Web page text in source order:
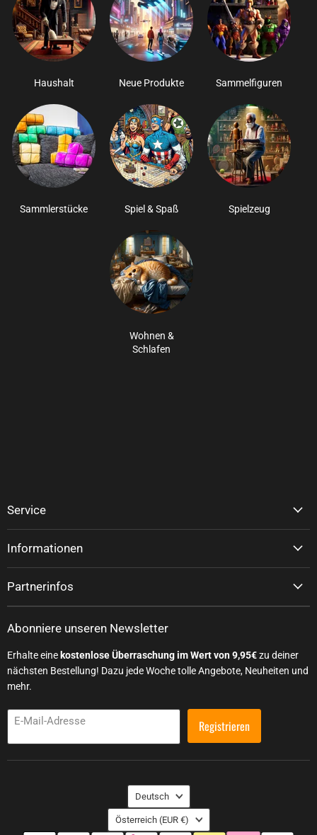
Haushalt Neue Produkte Sammelfiguren
Sammlerstücke Spiel & Spaß Spielzeug
Wohnen &
Schlafen
Service
Informationen
Partnerinfos
Abonniere unseren Newsletter
Erhalte eine kostenlose Überraschung im Wert von 9,95€zu deiner
nächsten Bestellung! Dazu jede Woche tolle Angebote, Neuheiten und
mehr.
E-Mail-Adresse Registrieren
Sprache
Deutsch
Land
Österreich (EUR €)